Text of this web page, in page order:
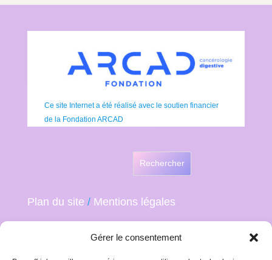
Gérer le consentement
Ce site Internet a été réalisé avec le soutien financier
de la Fondation ARCAD
Rechercher
Plan du site / Mentions légales